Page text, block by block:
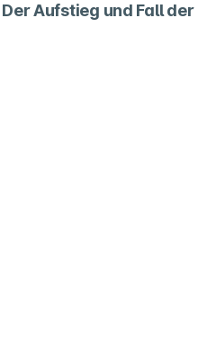
Der Aufstieg und Fall der